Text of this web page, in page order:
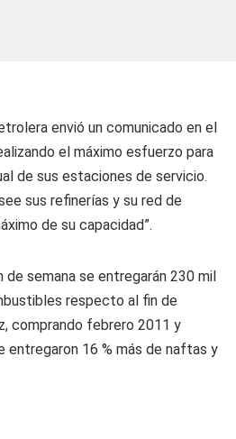
envió un comunicado en el
el máximo esfuerzo para
de sus estaciones de servicio.
sus refinerías y su red de
de su capacidad”.
de semana se entregarán 230 mil
respecto al fin de
comprando febrero 2011 y
entregaron 16 % más de naftas y